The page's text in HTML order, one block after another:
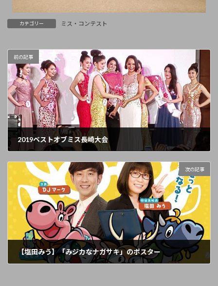
カテゴリー ミス・コンテスト
前の記事
2019ベストオブミス長崎大会
次の記事
【塩田みう】「みジカなナガサキ」のポスター